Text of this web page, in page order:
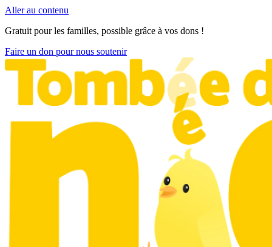
Aller au contenu
Gratuit pour les familles, possible grâce à vos dons !
Faire un don pour nous soutenir